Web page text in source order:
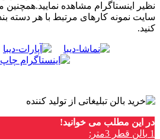
نظیر اینستاگرام مشاهده
سایت نمونه کارهای مرتبط با هر دسته
کنید.
در این مطلب می خوانید!
1 بالن قطر 3متر: